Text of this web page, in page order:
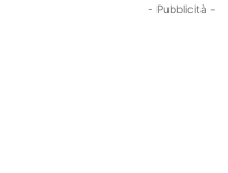
- Pubblicità -